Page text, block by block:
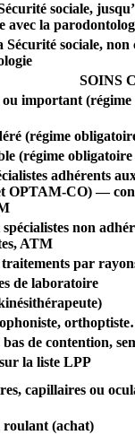
sociale,
avec la
sociale, non
SOINS
important
(régime
(régime
adhérents
OPTAM-CO) —
spécialistes non
ATM
traitements par
de laboratoire
de contention,
la liste LPP
capillaires ou
(achat)